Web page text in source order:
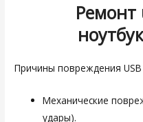
Ремонт
Причины повреждения
Механические
удары).